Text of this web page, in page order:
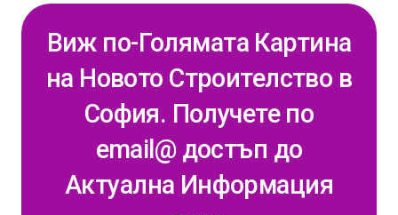
Виж по-Голямата Картина
на Новото Строителство в
София. Получете по
email@ достъп до
Актуална Информация